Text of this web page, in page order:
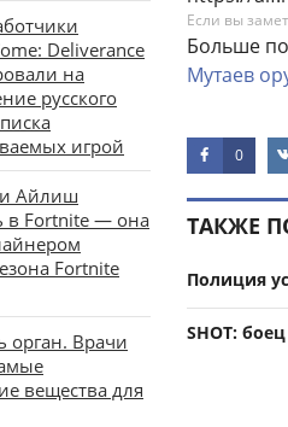
Deliverance
на
русского
игрой
Айлиш
в Fortnite — она
Fortnite
орган. Врачи
вещества для
Если вы
Больше
Мутаев
0
ТАКЖЕ
Полиция
SHOT: